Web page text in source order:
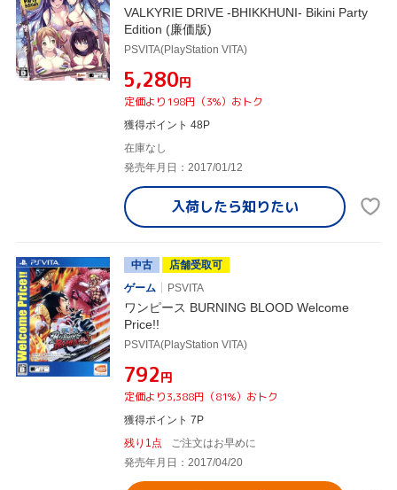
VALKYRIE DRIVE -BHIKKHUNI- Bikini Party
Edition (廉価版)
PSVITA(PlayStation VITA)
¥5,280円
定価より198円（3%）おトク
獲得ポイント 48P
在庫なし
発売年月日：2017/01/12
入荷したら知りたい
中古
店舗受取可
ゲーム
PSVITA
ワンピース BURNING BLOOD Welcome
Price!!
PSVITA(PlayStation VITA)
¥792円
定価より3,388円（81%）おトク
獲得ポイント 7P
残り1点
ご注文はお早めに
発売年月日：2017/04/20